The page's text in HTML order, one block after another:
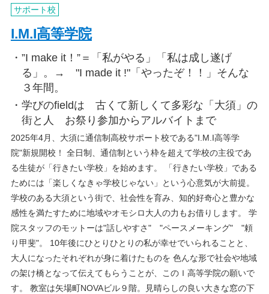
サポート校
I.M.I高等学院
”I make it！”＝「私がやる」「私は成し遂げ
る」。→ "I made it !"「やったぞ！！」そんな
３年間。
学びのfieldは 古くて新しくて多彩な「大須」の
街と人 お祭り参加からアルバイトまで
2025年4月、大須に通信制高校サポート校である"I.M.I高等学
院"新規開校！ 全日制、通信制という枠を超えて学校の主役であ
る生徒が「行きたい学校」を始めます。 「行きたい学校」である
ためには「楽しくなきゃ学校じゃない」という心意気が大前提。
学校のある大須という街で、社会性を育み、知的好奇心と豊かな
感性を満たすために地域やオモシロ大人の力もお借りします。 学
院スタッフのモットーは"話しやすさ" "ペースメーキング" "頼
り甲斐"。 10年後にひとりひとりの私が幸せでいられることと、
大人になったそれぞれが身に着けたものを 色んな形で社会や地域
の架け橋となって伝えてもらうことが、このＩ高等学院の願いで
す。 教室は矢場町NOVAビル９階。見晴らしの良い大きな窓の下